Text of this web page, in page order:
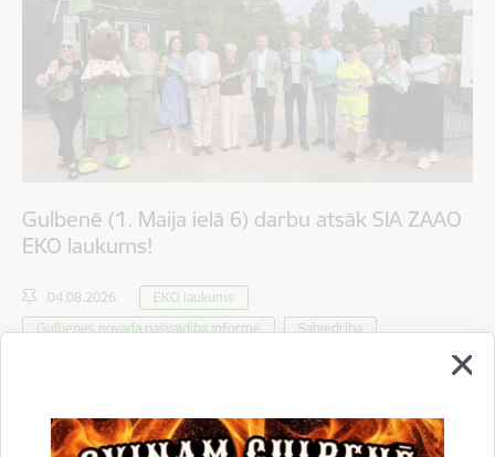
Gulbenē (1. Maija ielā 6) darbu atsāk SIA ZAAO
EKO laukums!
04.08.2026.
EKO laukums
Gulbenes novada pašvaldība informē
Sabiedrība